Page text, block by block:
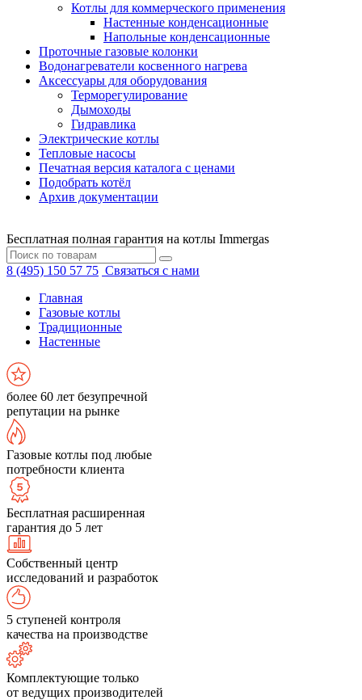
Котлы для коммерческого применения
Настенные конденсационные
Напольные конденсационные
Проточные газовые колонки
Водонагреватели косвенного нагрева
Аксессуары для оборудования
Терморегулирование
Дымоходы
Гидравлика
Электрические котлы
Тепловые насосы
Печатная версия каталога с ценами
Подобрать котёл
Архив документации
Бесплатная полная гарантия на котлы Immergas
8 (495) 150 57 75 Связаться с нами
Главная
Газовые котлы
Традиционные
Настенные
более 60 лет безупречной
репутации на рынке
Газовые котлы под любые
потребности клиента
Бесплатная расширенная
гарантия до 5 лет
Собственный центр
исследований и разработок
5 ступеней контроля
качества на производстве
Комплектующие только
от ведущих производителей